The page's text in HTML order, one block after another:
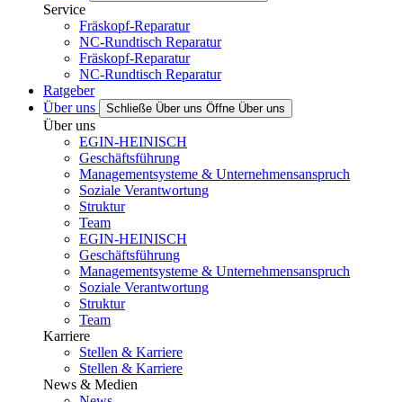
Service
Fräskopf-Reparatur
NC-Rundtisch Reparatur
Fräskopf-Reparatur
NC-Rundtisch Reparatur
Ratgeber
Über uns
Schließe Über uns Öffne Über uns
Über uns
EGIN-HEINISCH
Geschäftsführung
Managementsysteme & Unternehmensanspruch
Soziale Verantwortung
Struktur
Team
EGIN-HEINISCH
Geschäftsführung
Managementsysteme & Unternehmensanspruch
Soziale Verantwortung
Struktur
Team
Karriere
Stellen & Karriere
Stellen & Karriere
News & Medien